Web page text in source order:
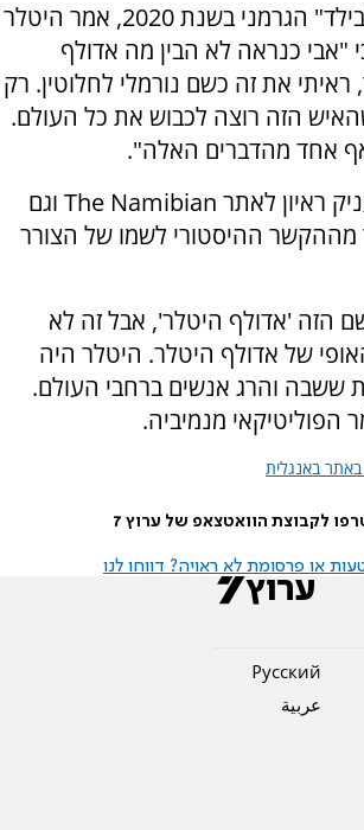
בראיון שהעניק ל"בילד" הגרמני בשנת 2020, אמר היטלר
"אבי כנראה לא הבין מה אדולף
ראיתי את זה כשם נורמלי לחלוטין. רק
הזה רוצה לכבוש את כל העולם.
אחד מהדברים האלה".
ראיון לאתר The Namibian וגם
ההיסטורי לשמו של הצורר
הזה 'אדולף היטלר', אבל זה לא
של אדולף היטלר. היטלר היה
ששבה והרג אנשים ברחבי העולם.
הפוליטיקאי מנמיביה.
באנגלית
לקבוצת הוואטצאפ של ערוץ 7
או פרסומת לא ראויה? דווחו לנו
Pусский
عربية